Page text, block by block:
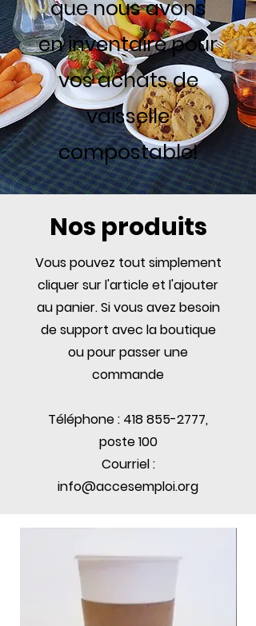
que nous avons
en inventaire pour
vos achats de
vaisselle
compostable!
Nos produits
Vous pouvez tout simplement
cliquer sur l'article et l'ajouter
au panier. Si vous avez besoin
de support avec la boutique
ou pour passer une
commande
Téléphone : 418 855-2777,
poste 100
Courriel :
info@accesemploi.org